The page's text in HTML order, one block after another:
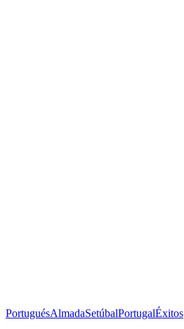
PortuguésAlmadaSetúbalPortugalÉxitos